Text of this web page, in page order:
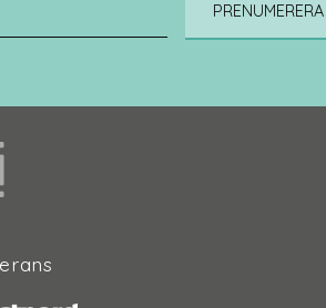
PRENUMERERA